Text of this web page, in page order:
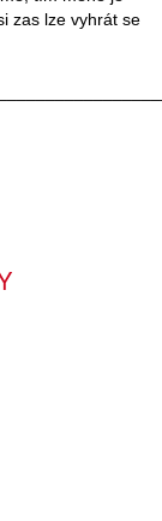
zas lze vyhrát se